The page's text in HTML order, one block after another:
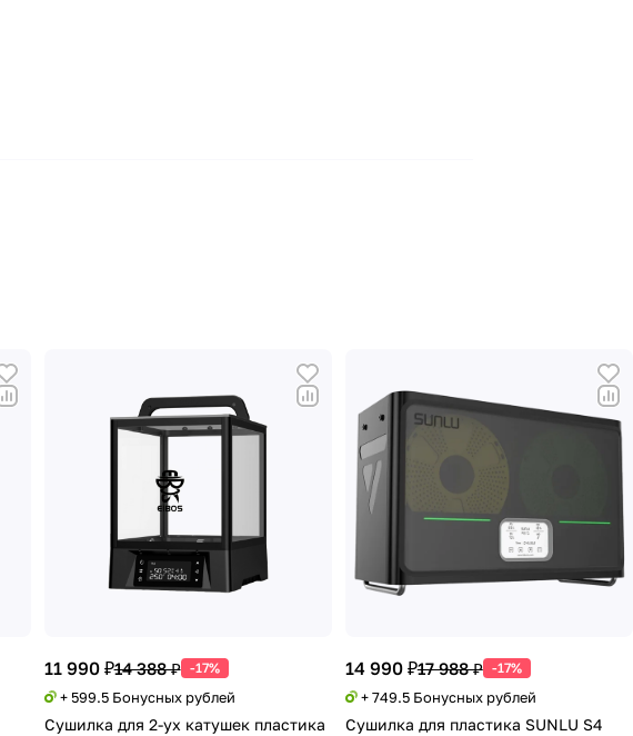
11 990 ₽14 388 ₽ -17%
+ 599.5 Бонусных рублей
Сушилка для 2-ух катушек пластика
14 990 ₽17 988 ₽ -17%
+ 749.5 Бонусных рублей
Сушилка для пластика SUNLU S4